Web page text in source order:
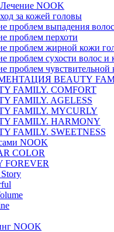
NOOK
за кожей головы
проблем выпадения волос
проблем перхоти
проблем жирной кожи
проблем сухости волос и
проблем
BEAUTY
FAMILY. COMFORT
FAMILY. AGELESS
FAMILY. MYCURLY
FAMILY. HARMONY
FAMILY. SWEETNESS
NOOK
COLOR
FOREVER
NOOK